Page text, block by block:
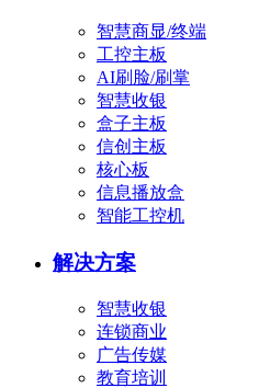
智慧商显/终端
工控主板
AI刷脸/刷掌
智慧收银
盒子主板
信创主板
核心板
信息播放盒
智能工控机
解决方案
智慧收银
连锁商业
广告传媒
教育培训